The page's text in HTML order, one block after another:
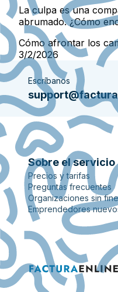
La culpa es una
abrumado. ¿Cómo
Cómo afrontar los
3/2/2026
Escríbanos
Sobre el servicio
Precios y tarifas
Preguntas frecuentes
Organizaciones sin
Emprendedores